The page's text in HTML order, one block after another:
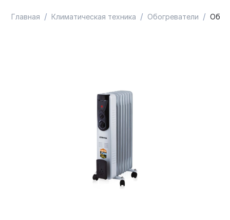
Главная / Климатическая техника / Обогреватели /